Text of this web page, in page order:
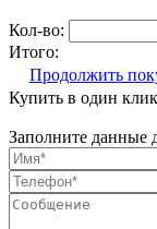
Кол-во:
Итого:
Продолжить
Купить в один клик
Заполните данные